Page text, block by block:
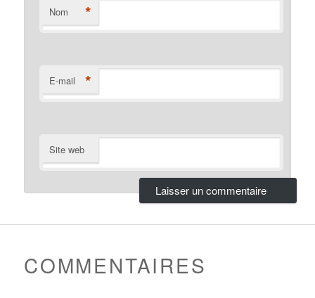
Nom *
E-mail *
Site web
COMMENTAIRES